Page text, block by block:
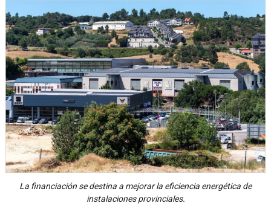
La financiación se destina a mejorar la eficiencia energética de
instalaciones provinciales.